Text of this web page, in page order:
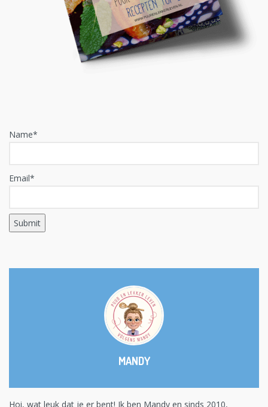
Name*
Email*
MANDY
Hoi, wat leuk dat je er bent! Ik ben Mandy en sinds 2010,